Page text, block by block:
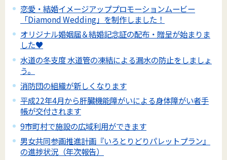
恋愛・結婚イメージアッププロモーションムービー
「Diamond Wedding」を制作しました！
オリジナル婚姻届＆結婚記念証の配布・贈呈が始まりま
した♥
水道の冬支度 水道管の凍結による漏水の防止をしましょ
う。
消防団の組織が新しくなります
平成22年4月から肝臓機能障がいによる身体障がい者手
帳が交付されます
9市町村で施設の広域利用ができます
男女共同参画推進計画『いろとりどりパレットプラン』
の進捗状況（年次報告）